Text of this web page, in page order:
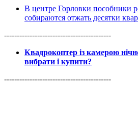
В центре Горловки пособники
собираются отжать десятки
------------------------------------------
Квадрокоптер із камерою
вибрати і купити?
------------------------------------------